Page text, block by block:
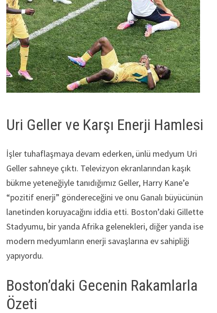
Uri Geller ve Karşı Enerji Hamlesi
İşler tuhaflaşmaya devam ederken, ünlü medyum Uri
Geller sahneye çıktı. Televizyon ekranlarından kaşık
bükme yeteneğiyle tanıdığımız Geller, Harry Kane’e
“pozitif enerji” göndereceğini ve onu Ganalı büyücünün
lanetinden koruyacağını iddia etti. Boston’daki Gillette
Stadyumu, bir yanda Afrika gelenekleri, diğer yanda ise
modern medyumların enerji savaşlarına ev sahipliği
yapıyordu.
Boston’daki Gecenin Rakamlarla
Özeti